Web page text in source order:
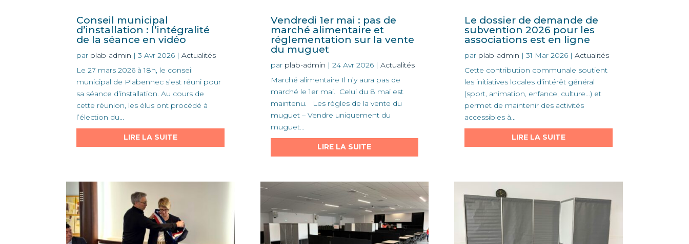
Conseil municipal
d’installation : l’intégralité
de la séance en vidéo
par plab-admin |3 Avr 2026 |Actualités
Le 27 mars 2026 à 18h, le conseil
municipal de Plabennec s’est réuni pour
sa séance d’installation. Au cours de
cette réunion, les élus ont procédé à
l’élection du...
LIRE LA SUITE
Vendredi 1er mai : pas de
marché alimentaire et
réglementation sur la vente
du muguet
par plab-admin | 24 Avr 2026| Actualités
Marché alimentaire Il n’y aura pas de
marché le 1er mai. Celui du 8 mai est
maintenu. Les règles de la vente du
muguet – Vendre uniquement du
muguet...
LIRE LA SUITE
Le dossier de demande de
subvention 2026 pour les
associations est en ligne
par plab-admin | 31 Mar 2026| Actualités
Cette contribution communale soutient
les initiatives locales d’intérêt général
(sport, animation, enfance, culture…) et
permet de maintenir des activités
accessibles à...
LIRE LA SUITE